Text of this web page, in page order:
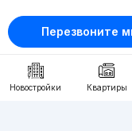
Перезвоните
Новостройки Квартиры
Отдел рекламы
+998 (78) 113-20-86
Пн-Пт. С 9:30 до 18:00